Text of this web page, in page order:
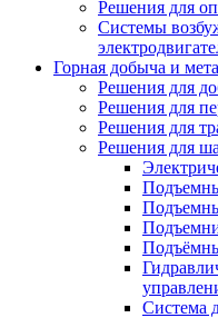
Решения для
Системы
Горная добыча и
Решения для
Решения для
Решения для
Решения для
Система